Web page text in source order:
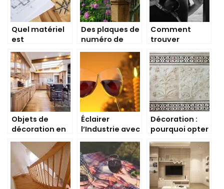
Quel matériel
est
quand on est
bricoleur ?
Des plaques de
numéro de
chaque style
de maison
Comment
trouver
numéro d’un
service client ?
Objets de
décoration en
maison
Éclairer
l’Industrie avec
Décoratifs: La
Solution Ultime
pour Votre
Espace !
Décoration :
pourquoi opter
panneaux
muraux
décoratifs ?